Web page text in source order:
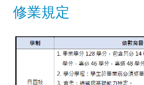
修業規定